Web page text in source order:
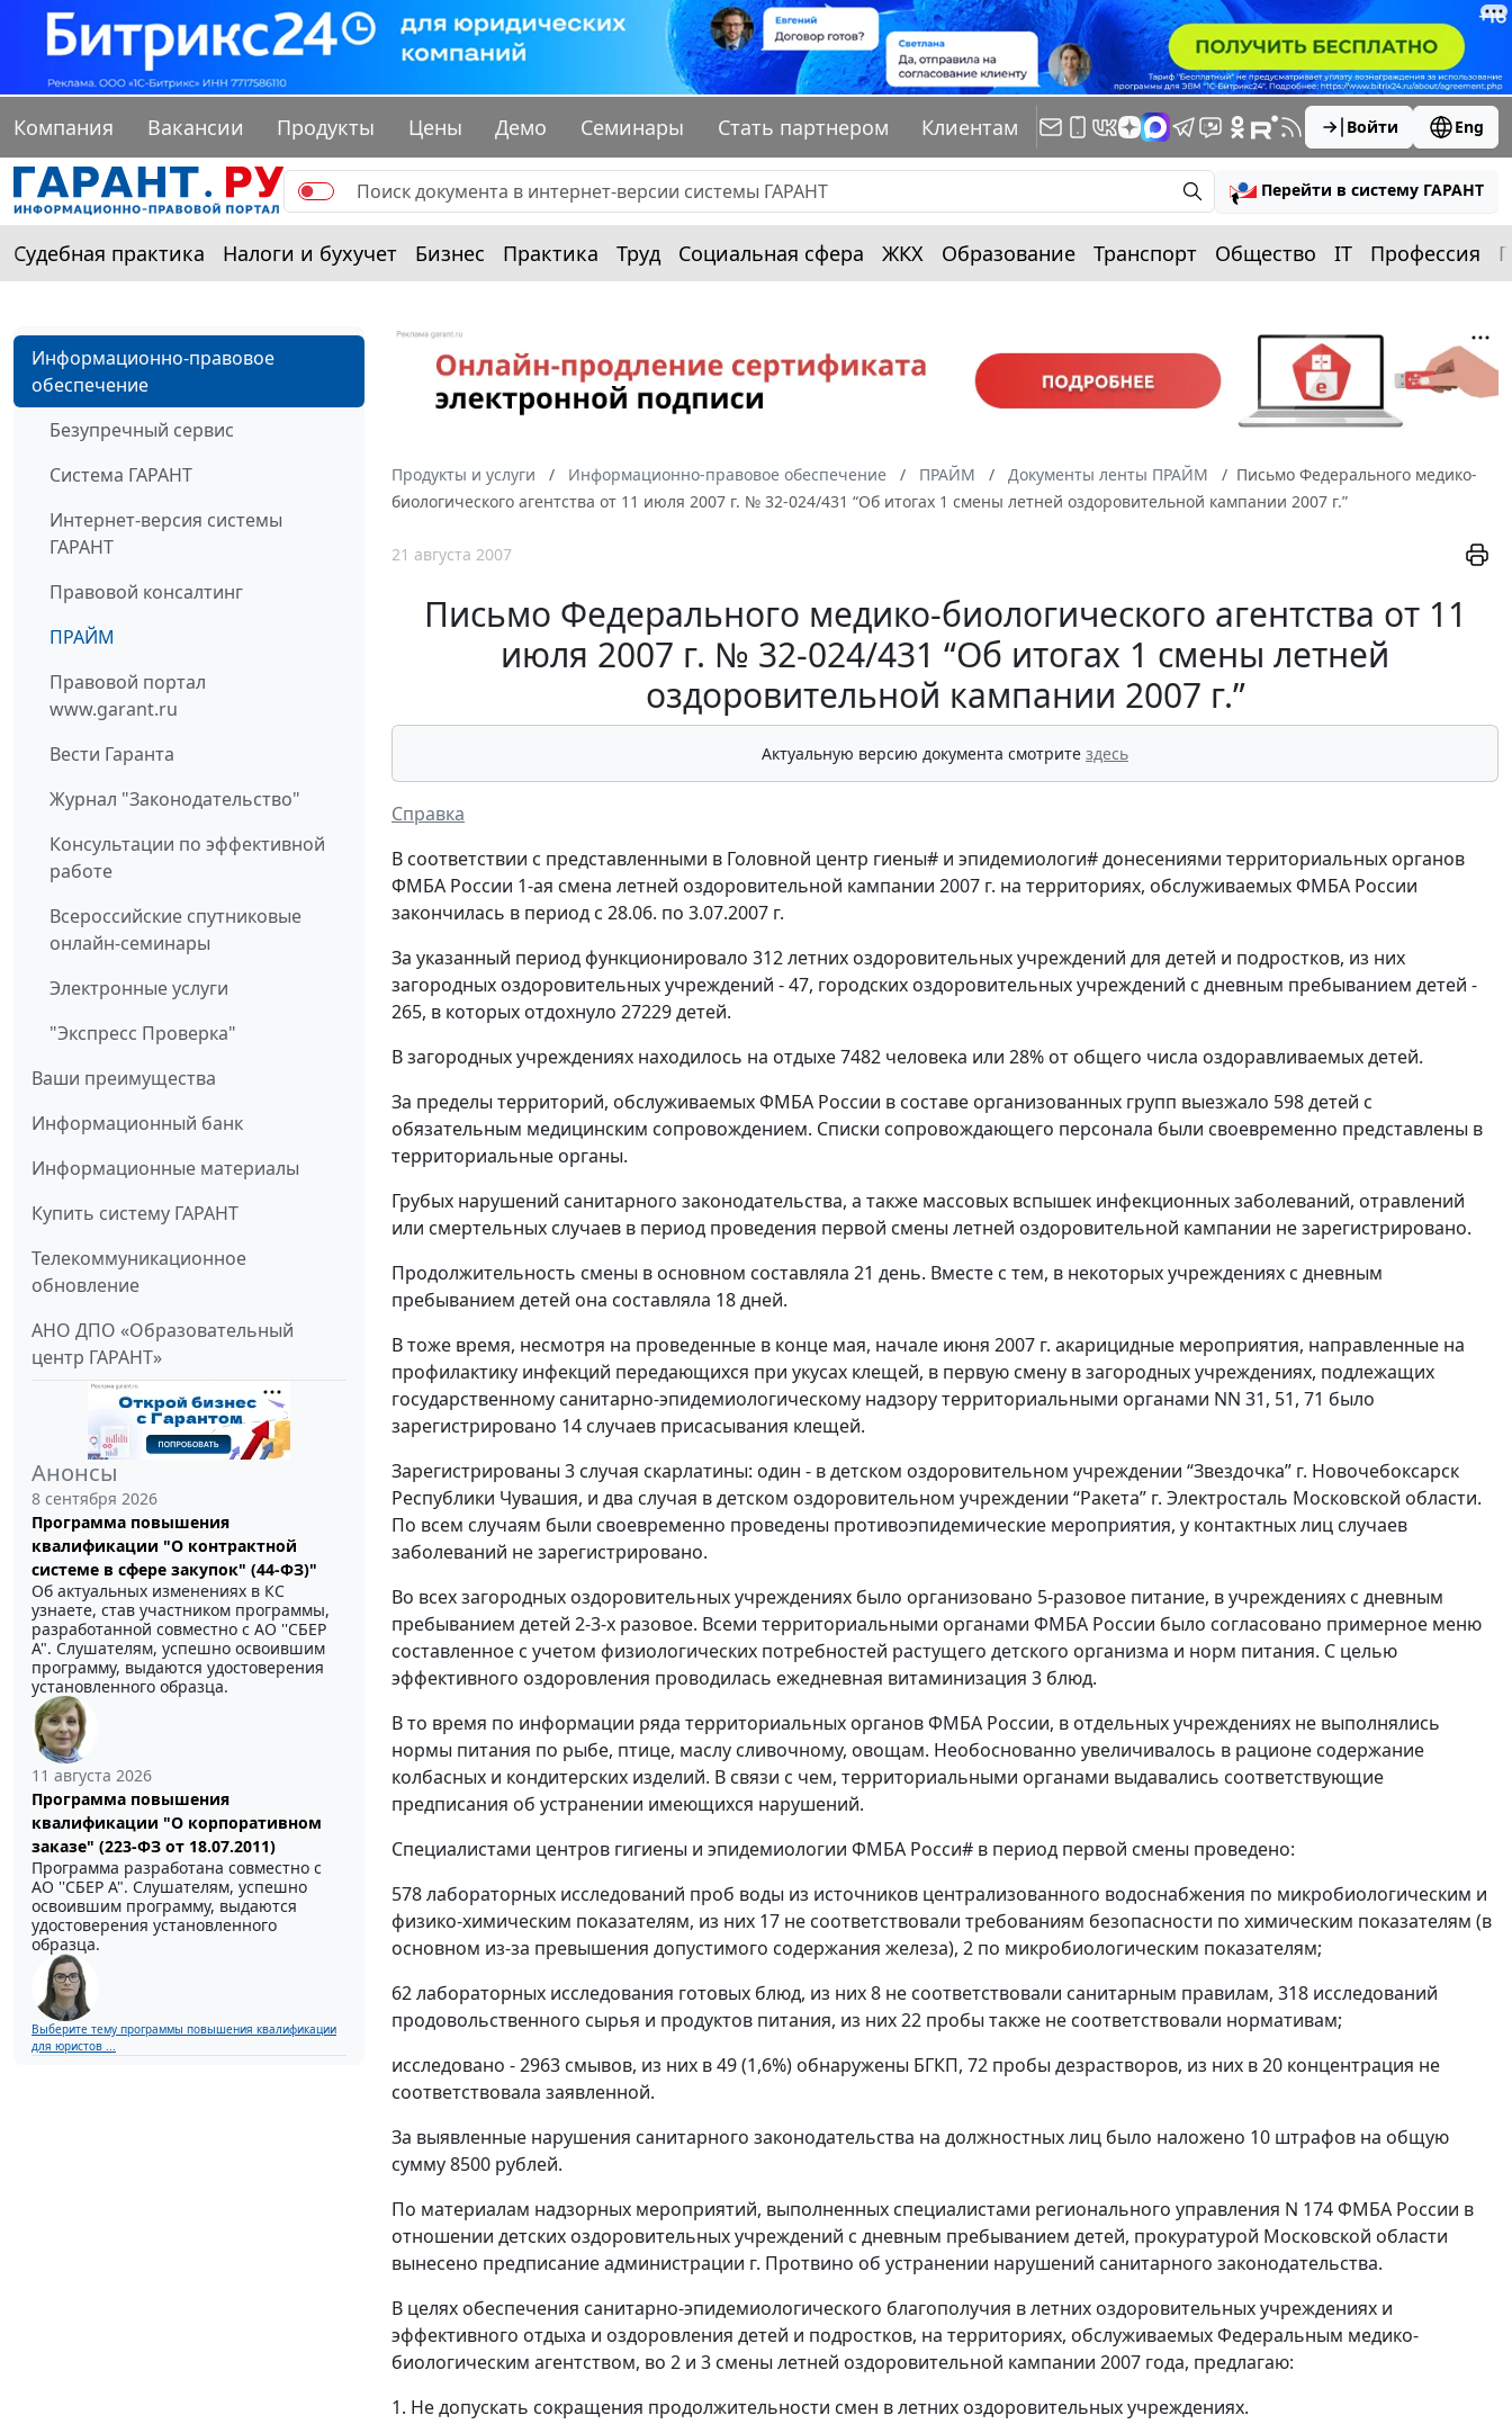
Компания Вакансии Продукты Цены Демо Семинары Стать партнером Клиентам Войти Eng
Перейти в систему ГАРАНТ
Судебная практика Налоги и бухучет Бизнес Практика Труд Социальная сфера ЖКХ Образование Транспорт Общество IT Профессия
Информационно-правовое
обеспечение
Безупречный сервис
Система ГАРАНТ
Интернет-версия системы
ГАРАНТ
Правовой консалтинг
ПРАЙМ
Правовой портал
www.garant.ru
Вести Гаранта
Журнал "Законодательство"
Консультации по эффективной
работе
Всероссийские спутниковые
онлайн-семинары
Электронные услуги
"Экспресс Проверка"
Ваши преимущества
Информационный банк
Информационные материалы
Купить систему ГАРАНТ
Телекоммуникационное
обновление
АНО ДПО «Образовательный
центр ГАРАНТ»
Анонсы
8 сентября 2026
Программа повышения
квалификации "О контрактной
системе в сфере закупок" (44-ФЗ)"
Об актуальных изменениях в КС
узнаете, став участником программы,
разработанной совместно с АО ''СБЕР
А". Слушателям, успешно освоившим
программу, выдаются удостоверения
установленного образца.
11 августа 2026
Программа повышения
квалификации "О корпоративном
заказе" (223-ФЗ от 18.07.2011)
Программа разработана совместно с
АО ''СБЕР А". Слушателям, успешно
освоившим программу, выдаются
удостоверения установленного
образца.
Выберите тему программы повышения квалификации
для юристов ...
Продукты и услуги Информационно-правовое обеспечение ПРАЙМ Документы ленты ПРАЙМ
Письмо Федерального медико-
биологического агентства от 11 июля 2007 г. № 32-024/431 “Об итогах 1 смены летней оздоровительной кампании 2007 г.”
21 августа 2007
Письмо Федерального медико-биологического агентства от 11
июля 2007 г. № 32-024/431 “Об итогах 1 смены летней
оздоровительной кампании 2007 г.”
Актуальную версию документа смотрите здесь
Справка
В соответствии с представленными в Головной центр гиены# и эпидемиологи# донесениями территориальных органов
ФМБА России 1-ая смена летней оздоровительной кампании 2007 г. на территориях, обслуживаемых ФМБА России
закончилась в период с 28.06. по 3.07.2007 г.
За указанный период функционировало 312 летних оздоровительных учреждений для детей и подростков, из них
загородных оздоровительных учреждений - 47, городских оздоровительных учреждений с дневным пребыванием детей -
265, в которых отдохнуло 27229 детей.
В загородных учреждениях находилось на отдыхе 7482 человека или 28% от общего числа оздоравливаемых детей.
За пределы территорий, обслуживаемых ФМБА России в составе организованных групп выезжало 598 детей с
обязательным медицинским сопровождением. Списки сопровождающего персонала были своевременно представлены в
территориальные органы.
Грубых нарушений санитарного законодательства, а также массовых вспышек инфекционных заболеваний, отравлений
или смертельных случаев в период проведения первой смены летней оздоровительной кампании не зарегистрировано.
Продолжительность смены в основном составляла 21 день. Вместе с тем, в некоторых учреждениях с дневным
пребыванием детей она составляла 18 дней.
В тоже время, несмотря на проведенные в конце мая, начале июня 2007 г. акарицидные мероприятия, направленные на
профилактику инфекций передающихся при укусах клещей, в первую смену в загородных учреждениях, подлежащих
государственному санитарно-эпидемиологическому надзору территориальными органами NN 31, 51, 71 было
зарегистрировано 14 случаев присасывания клещей.
Зарегистрированы 3 случая скарлатины: один - в детском оздоровительном учреждении “Звездочка” г. Новочебоксарск
Республики Чувашия, и два случая в детском оздоровительном учреждении “Ракета” г. Электросталь Московской области.
По всем случаям были своевременно проведены противоэпидемические мероприятия, у контактных лиц случаев
заболеваний не зарегистрировано.
Во всех загородных оздоровительных учреждениях было организовано 5-разовое питание, в учреждениях с дневным
пребыванием детей 2-3-х разовое. Всеми территориальными органами ФМБА России было согласовано примерное меню
составленное с учетом физиологических потребностей растущего детского организма и норм питания. С целью
эффективного оздоровления проводилась ежедневная витаминизация 3 блюд.
В то время по информации ряда территориальных органов ФМБА России, в отдельных учреждениях не выполнялись
нормы питания по рыбе, птице, маслу сливочному, овощам. Необоснованно увеличивалось в рационе содержание
колбасных и кондитерских изделий. В связи с чем, территориальными органами выдавались соответствующие
предписания об устранении имеющихся нарушений.
Специалистами центров гигиены и эпидемиологии ФМБА Росси# в период первой смены проведено:
578 лабораторных исследований проб воды из источников централизованного водоснабжения по микробиологическим и
физико-химическим показателям, из них 17 не соответствовали требованиям безопасности по химическим показателям (в
основном из-за превышения допустимого содержания железа), 2 по микробиологическим показателям;
62 лабораторных исследования готовых блюд, из них 8 не соответствовали санитарным правилам, 318 исследований
продовольственного сырья и продуктов питания, из них 22 пробы также не соответствовали нормативам;
исследовано - 2963 смывов, из них в 49 (1,6%) обнаружены БГКП, 72 пробы дезрастворов, из них в 20 концентрация не
соответствовала заявленной.
За выявленные нарушения санитарного законодательства на должностных лиц было наложено 10 штрафов на общую
сумму 8500 рублей.
По материалам надзорных мероприятий, выполненных специалистами регионального управления N 174 ФМБА России в
отношении детских оздоровительных учреждений с дневным пребыванием детей, прокуратурой Московской области
вынесено предписание администрации г. Протвино об устранении нарушений санитарного законодательства.
В целях обеспечения санитарно-эпидемиологического благополучия в летних оздоровительных учреждениях и
эффективного отдыха и оздоровления детей и подростков, на территориях, обслуживаемых Федеральным медико-
биологическим агентством, во 2 и 3 смены летней оздоровительной кампании 2007 года, предлагаю:
1. Не допускать сокращения продолжительности смен в летних оздоровительных учреждениях.